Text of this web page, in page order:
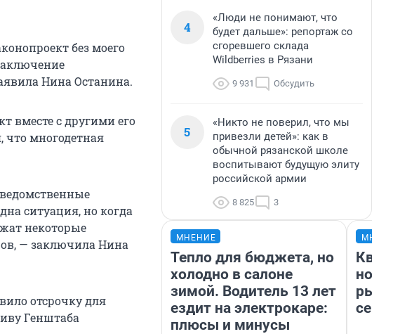
без моего
Нина Останина.
вместе с другими его
что многодетная
ситуация, но когда
некоторые
— заключила Нина
отсрочку для
Генштаба
4
«Люди не понимают, что
будет дальше»: репортаж со
сгоревшего склада
Wildberries в Рязани
9 931 Обсудить
5
«Никто не поверил, что мы
привезли детей»: как в
обычной рязанской школе
воспитывают будущую элиту
российской армии
8 825 3
МНЕНИЕ
Тепло для бюджета, но
холодно в салоне
зимой. Водитель 13 лет
ездит на электрокаре:
плюсы и минусы
но